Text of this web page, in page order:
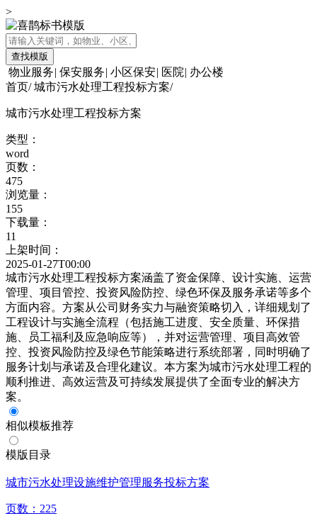
>
查找模版
物业服务| 保安服务| 小区保安| 医院| 办公楼
首页/ 城市污水处理工程投标方案/
城市污水处理工程投标方案
类型：
word
页数：
475
浏览量：
155
下载量：
11
上架时间：
2025-01-27T00:00
城市污水处理工程投标方案涵盖了资金保障、设计实施、运营
管理、项目管控、投资风险防控、绿色环保及服务承诺等多个
方面内容。方案从公司财务实力与融资策略切入，详细规划了
工程设计与实施全流程（包括施工进度、安全质量、环保措
施、员工福利及应急响应等），并对运营管理、项目高效管
控、投资风险防控及绿色节能策略进行系统部署，同时明确了
服务计划与承诺及合理化建议。本方案为城市污水处理工程的
顺利推进、高效运营及可持续发展提供了全面专业的解决方
案。
相似模板推荐
模版目录
城市污水处理设施维护管理服务投标方案
页数： 225